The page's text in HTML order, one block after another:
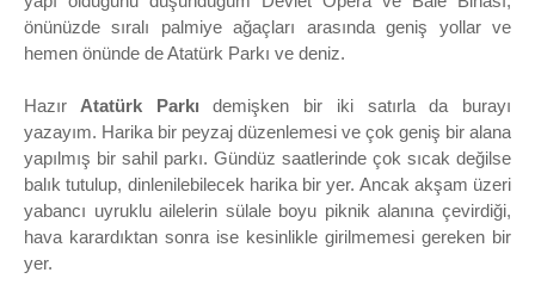
önünüzde sıralı palmiye ağaçları arasında geniş yollar ve
hemen önünde de Atatürk Parkı ve deniz.
Hazır Atatürk Parkı demişken bir iki satırla da burayı
yazayım. Harika bir peyzaj düzenlemesi ve çok geniş bir alana
yapılmış bir sahil parkı. Gündüz saatlerinde çok sıcak değilse
balık tutulup, dinlenilebilecek harika bir yer. Ancak akşam üzeri
yabancı uyruklu ailelerin sülale boyu piknik alanına çevirdiği,
hava karardıktan sonra ise kesinlikle girilmemesi gereken bir
yer.